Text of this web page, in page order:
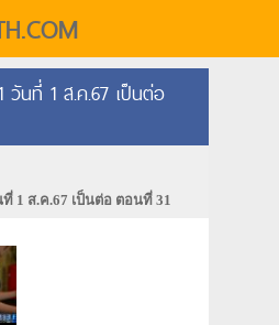
วันที่ 1 ส.ค.67 เป็นต่อ
ที่ 1 ส.ค.67 เป็นต่อ ตอนที่ 31